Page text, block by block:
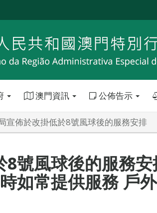
澳門資訊 公佈告示
宣佈於改掛低於8號風球後的服務安
號風球後的服務
常提供服務 戶外